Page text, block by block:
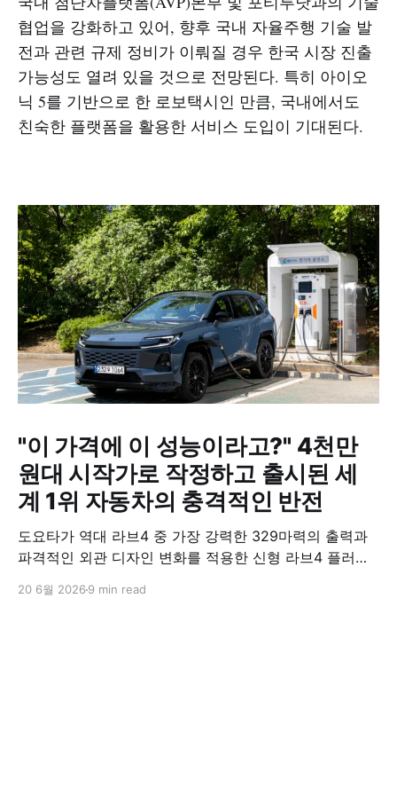
협업을 강화하고 있어, 향후 국내 자율주행 기술 발
전과 관련 규제 정비가 이뤄질 경우 한국 시장 진출
가능성도 열려 있을 것으로 전망된다. 특히 아이오
닉 5를 기반으로 한 로보택시인 만큼, 국내에서도
친숙한 플랫폼을 활용한 서비스 도입이 기대된다.​
"이 가격에 이 성능이라고?" 4천만
원대 시작가로 작정하고 출시된 세
계 1위 자동차의 충격적인 반전
도요타가 역대 라브4 중 가장 강력한 329마력의 출력과
파격적인 외관 디자인 변화를 적용한 신형 라브4 플러그
충전이 가능하고 전기 모드로만 70km 이상 주행할 수 있
20 6월 2026 9 min read